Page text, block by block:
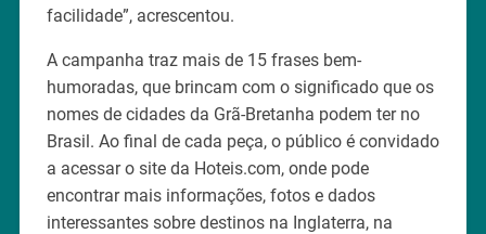
facilidade”, acrescentou.
A campanha traz mais de 15 frases bem-
humoradas, que brincam com o significado que os
nomes de cidades da Grã-Bretanha podem ter no
Brasil. Ao final de cada peça, o público é convidado
a acessar o site da Hoteis.com, onde pode
encontrar mais informações, fotos e dados
interessantes sobre destinos na Inglaterra, na